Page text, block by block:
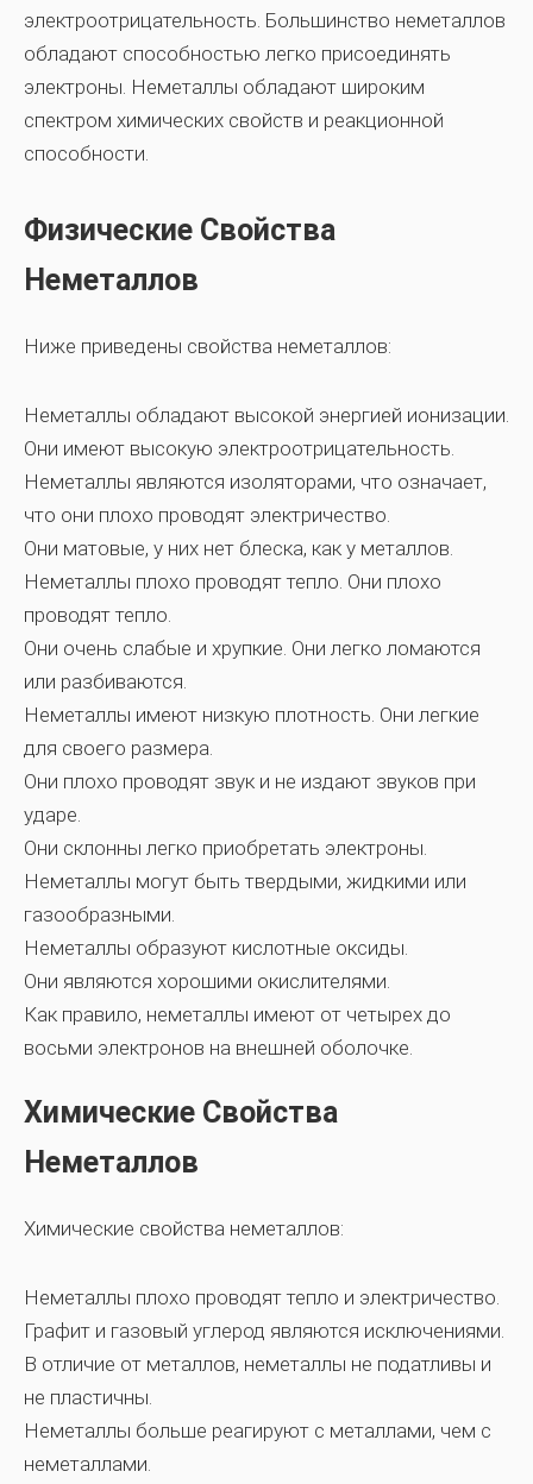
электроотрицательность. Большинство неметаллов
обладают способностью легко присоединять
электроны. Неметаллы обладают широким
спектром химических свойств и реакционной
способности.
Физические Свойства
Неметаллов
Ниже приведены свойства неметаллов:
Неметаллы обладают высокой энергией ионизации.
Они имеют высокую электроотрицательность.
Неметаллы являются изоляторами, что означает,
что они плохо проводят электричество.
Они матовые, у них нет блеска, как у металлов.
Неметаллы плохо проводят тепло. Они плохо
проводят тепло.
Они очень слабые и хрупкие. Они легко ломаются
или разбиваются.
Неметаллы имеют низкую плотность. Они легкие
для своего размера.
Они плохо проводят звук и не издают звуков при
ударе.
Они склонны легко приобретать электроны.
Неметаллы могут быть твердыми, жидкими или
газообразными.
Неметаллы образуют кислотные оксиды.
Они являются хорошими окислителями.
Как правило, неметаллы имеют от четырех до
восьми электронов на внешней оболочке.
Химические Свойства
Неметаллов
Химические свойства неметаллов:
Неметаллы плохо проводят тепло и электричество.
Графит и газовый углерод являются исключениями.
В отличие от металлов, неметаллы не податливы и
не пластичны.
Неметаллы больше реагируют с металлами, чем с
неметаллами.